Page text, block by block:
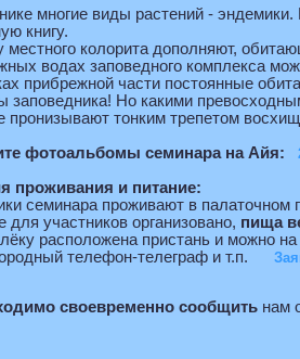
многие виды растений -
книгу.
местного колорита дополняют,
водах заповедного комплекса
прибрежной части постоянные
заповедника! Но какими
пронизывают тонким трепетом
фотоальбомы семинара на Айя:
проживания и питание:
семинара проживают в
для участников организовано, пища
расположена пристань и можно на
телефон-телеграф и т.п.
своевременно сообщить нам